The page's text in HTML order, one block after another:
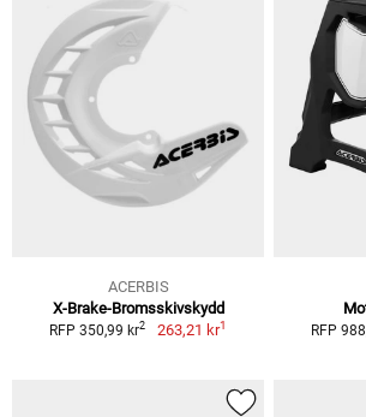
ACERBIS
X-Brake-Bromsskivskydd
RFP 350,99 kr2 263,21 kr1 RFP